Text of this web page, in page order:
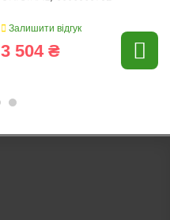
Залишити відгук
3 504 ₴